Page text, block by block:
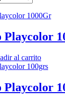
Playcolor
al carrito
Playcolor